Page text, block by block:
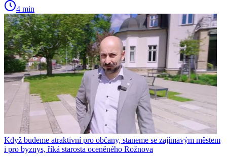
4 min
Když budeme atraktivní pro občany, staneme se zajímavým městem
i pro byznys, říká starosta oceněného Rožnova